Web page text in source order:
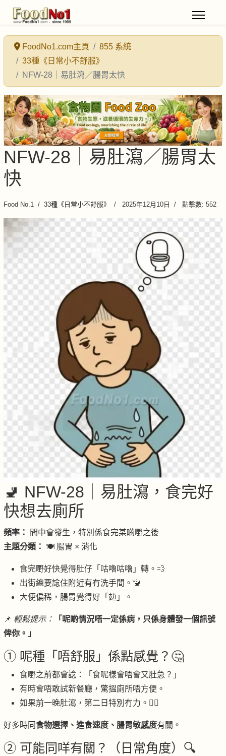
FoodNo1.com主頁
855 系統
33種《日常小不舒服》
NFW-28｜易肚瀉／腸胃太快
NFW-28｜易肚瀉／腸胃太
快
Food No.1 33種《日常小不舒服》 2025年12月10日 點擊數: 552
🚽 NFW-28｜易肚瀉，食完好
快想去廁所
頻率：
間中會發生，特別係食完某啲嘢之後
主題分類：
🍽 腸胃 × 消化
食完嘢好快覺得肚仔「咕嚕咕嚕」轉。💨
出街總要諗住附近有冇洗手間。🚾
大便偏稀，腸胃覺得好「攰」。
📌 輕鬆提示：
「呢啲情況唔一定係病，只係身體發一個訊號
俾你。」
① 呢種「唔舒服」係點感覺？🤔
食嘢之前都會諗：「食呢樣會唔會又肚急？」
有時會唔敢試新餐廳，驚搵廁所唔方便。
如果前一晚肚瀉，第二日特別冇力。😮‍💨
好多時同 食物選擇、進食速度、腸胃敏感度有關。
② 可能同咩有關？（日常角度）🔍